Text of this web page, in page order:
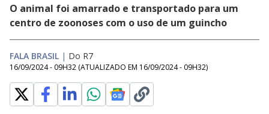
O animal foi amarrado e transportado para um
centro de zoonoses com o uso de um guincho
FALA BRASIL | Do R7
16/09/2024 - 09H32 (ATUALIZADO EM 16/09/2024 - 09H32)